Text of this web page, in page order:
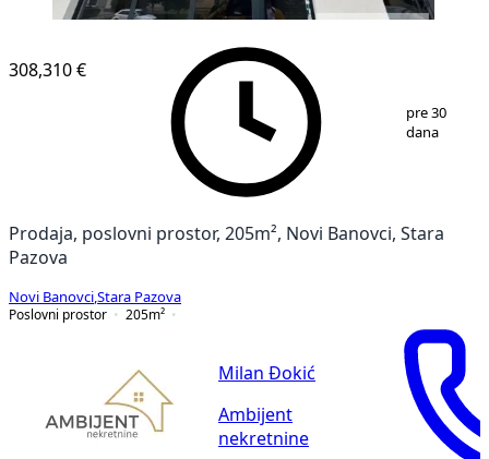
308,310 €
pre 30
dana
Prodaja, poslovni prostor, 205m², Novi Banovci, Stara
Pazova
Novi Banovci Stara Pazova
Poslovni prostor
205m²
Milan Đokić
Ambijent
nekretnine